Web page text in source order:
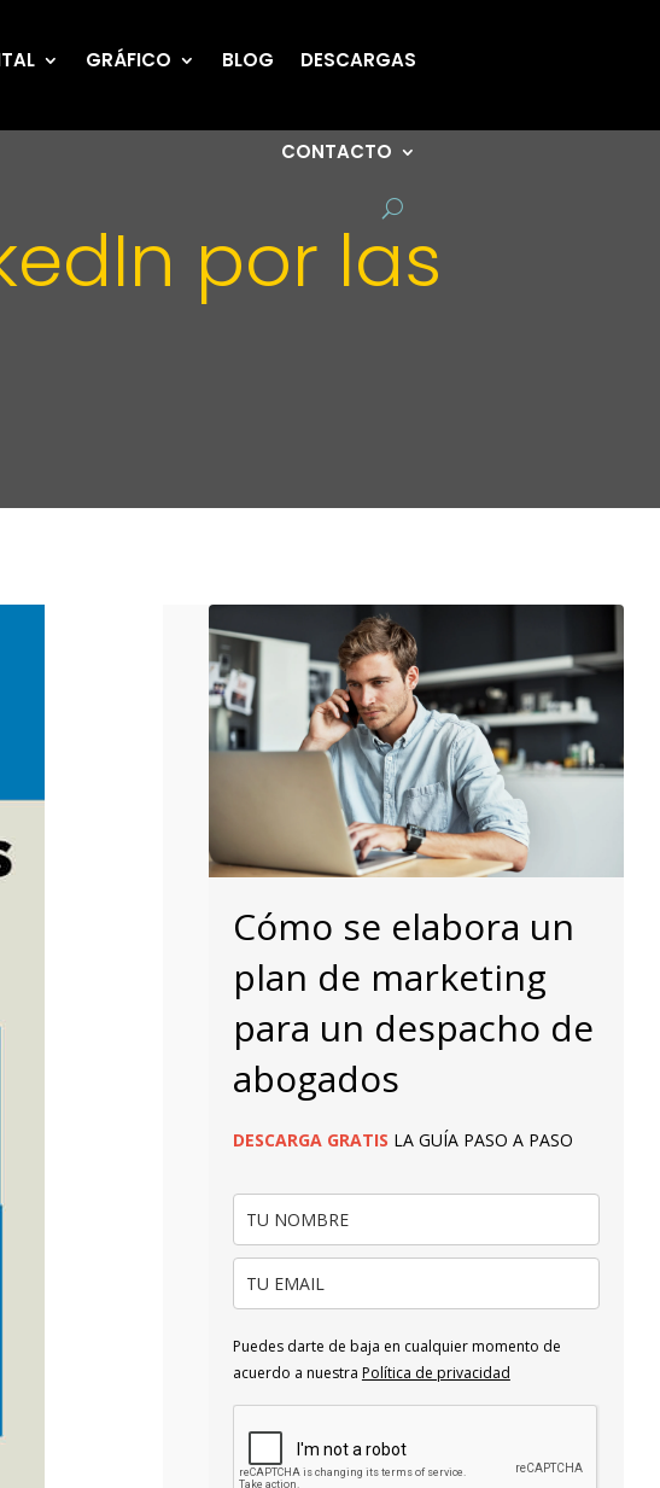
GRÁFICO BLOG DESCARGAS
CONTACTO
por las
Cómo se elabora un
plan de marketing
para un despacho de
abogados
DESCARGA GRATIS LA GUÍA PASO A PASO
Puedes darte de baja en cualquier momento de
acuerdo a nuestra Política de privacidad